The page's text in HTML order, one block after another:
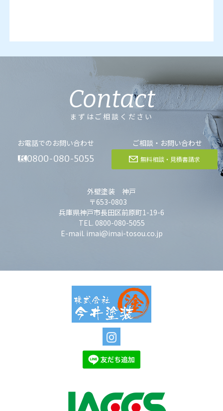
Contact
まずはご相談ください
お電話でのお問い合わせ
0800-080-5055
ご相談・お問い合わせ
無料相談・見積書請求
外壁塗装 神戸
〒653-0803
兵庫県神戸市長田区前原町1-19-6
TEL. 0800-080-5055
E-mail. imai@imai-tosou.co.jp